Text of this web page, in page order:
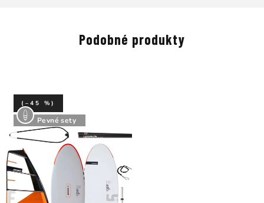
Podobné produkty
Pevné sety
(–45 %)